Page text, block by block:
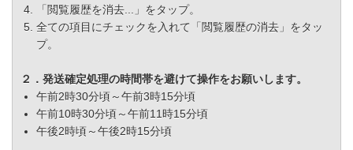
「閲覧履歴を消去...」をタップ。
全ての項目にチェックを入れて「閲覧履歴の消去」をタッ
プ。
２．発送確定処理の時間帯を避けて操作をお願いします。
午前2時30分頃～午前3時15分頃
午前10時30分頃～午前11時15分頃
午後2時頃～午後2時15分頃